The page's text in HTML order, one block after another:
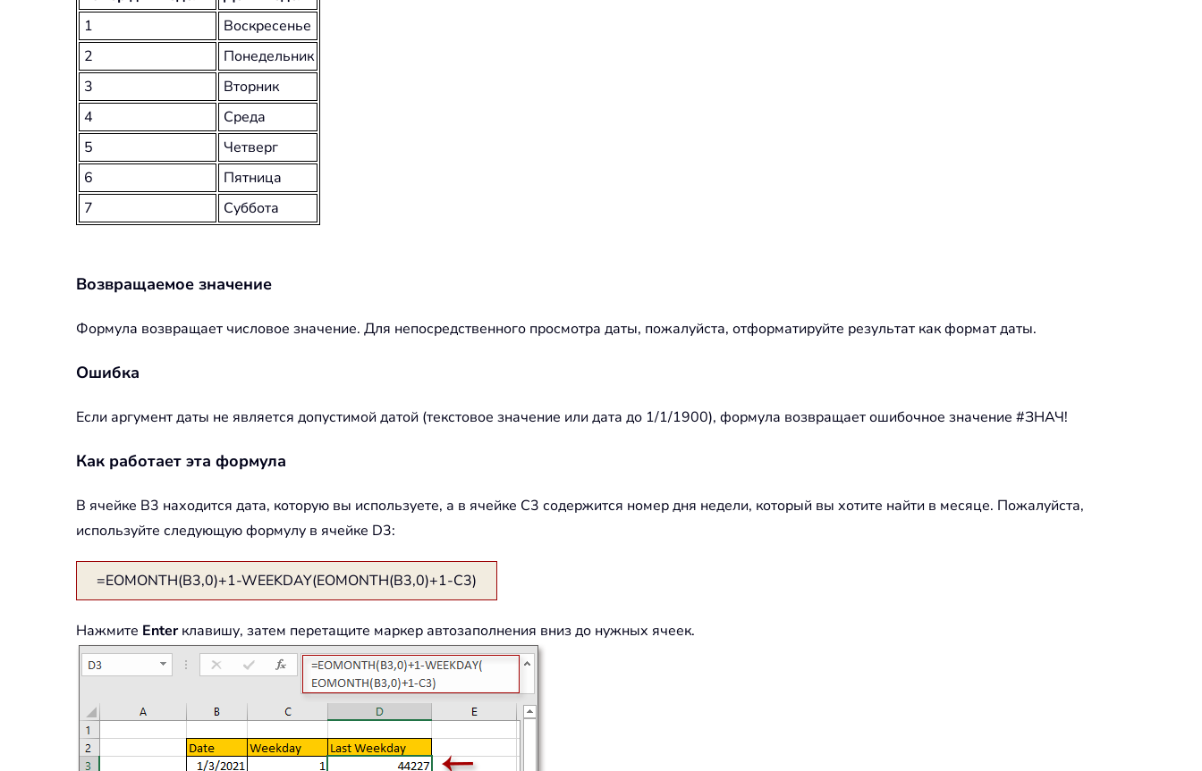
1
Воскресенье
2
Понедельник
3
Вторник
4
Среда
5
Четверг
6
Пятница
7
Суббота
Возвращаемое значение
Формула возвращает числовое значение. Для непосредственного просмотра даты, пожалуйста, отформатируйте результат как формат даты.
Ошибка
Если аргумент даты не является допустимой датой (текстовое значение или дата до 1/1/1900), формула возвращает ошибочное значение #ЗНАЧ!
Как работает эта формула
В ячейке B3 находится дата, которую вы используете, а в ячейке C3 содержится номер дня недели, который вы хотите найти в месяце. Пожалуйста,
используйте следующую формулу в ячейке D3:
=EOMONTH(B3,0)+1-WEEKDAY(EOMONTH(B3,0)+1-C3)
Нажмите Enterклавишу, затем перетащите маркер автозаполнения вниз до нужных ячеек.